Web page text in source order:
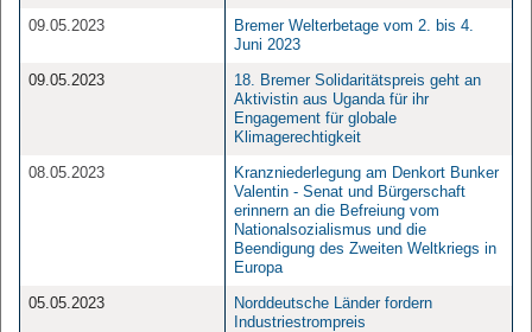
09.05.2023
Bremer Welterbetage vom 2. bis 4.
Juni 2023
09.05.2023
18. Bremer Solidaritätspreis geht an
Aktivistin aus Uganda für ihr
Engagement für globale
Klimagerechtigkeit
08.05.2023
Kranzniederlegung am Denkort Bunker
Valentin - Senat und Bürgerschaft
erinnern an die Befreiung vom
Nationalsozialismus und die
Beendigung des Zweiten Weltkriegs in
Europa
05.05.2023
Norddeutsche Länder fordern
Industriestrompreis